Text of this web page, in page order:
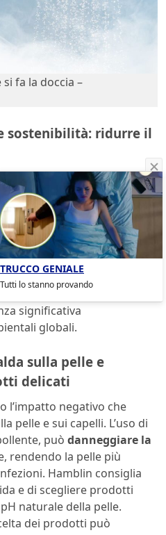
fa la doccia –
sostenibilità: ridurre il
dall’esperimento è
abitudini igieniche. Il
cruciale nella nostra
contesto di crisi idriche e
le docce giornaliere
ambientale
e l’uso di prodotti
di abitudini
significativa
globali.
sulla pelle e
delicati
l’impatto negativo che
pelle e sui capelli. L’uso di
può danneggiare la
rendendo la pelle più
Hamblin consiglia
e di scegliere prodotti
naturale della pelle.
dei prodotti può
TRUCCO GENIALE
Tutti lo stanno provando